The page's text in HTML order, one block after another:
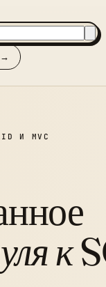
→
И MVC
к